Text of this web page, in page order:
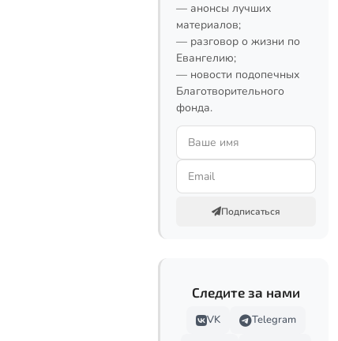
— анонсы лучших
материалов;
— разговор о жизни по
Евангелию;
— новости подопечных
Благотворительного
фонда.
Подписаться
Следите за нами
VK
Telegram